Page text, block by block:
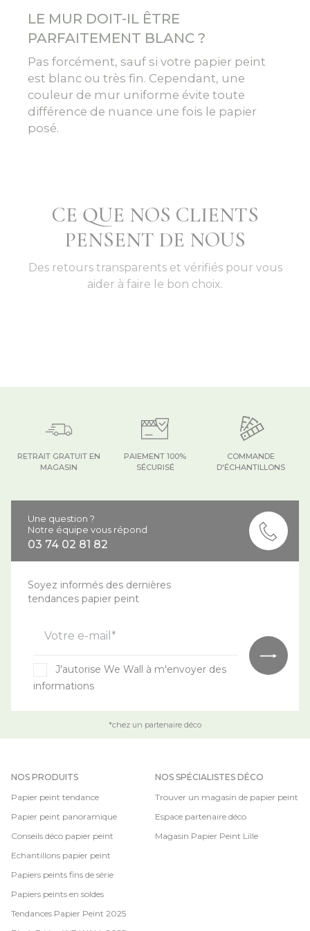
LE MUR DOIT-IL ÊTRE
PARFAITEMENT BLANC ?
Pas forcément, sauf si votre papier peint
est blanc ou très fin. Cependant, une
couleur de mur uniforme évite toute
différence de nuance une fois le papier
posé.
CE QUE NOS CLIENTS
PENSENT DE NOUS
Des retours transparents et vérifiés pour vous
aider à faire le bon choix.
COMMANDE
D'ÉCHANTILLONS
PAIEMENT 100%
SÉCURISÉ
RETRAIT GRATUIT EN
MAGASIN
Une question ?
Notre équipe vous répond
03 74 02 81 82
Soyez informés des dernières
tendances papier peint
Votre e-mail*
J'autorise We Wall à m'envoyer des
informations
*chez un partenaire déco
NOS PRODUITS
Papier peint tendance
Papier peint panoramique
Conseils déco papier peint
Echantillons papier peint
Papiers peints fins de série
Papiers peints en soldes
Tendances Papier Peint 2025
NOS SPÉCIALISTES DÉCO
Trouver un magasin de papier peint
Espace partenaire déco
Magasin Papier Peint Lille